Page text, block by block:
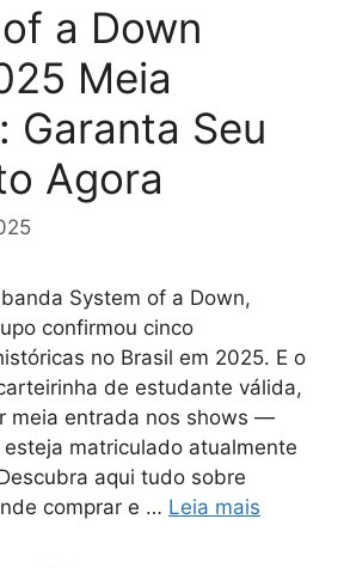
a Down
Meia
Garanta Seu
Agora
System of a Down,
confirmou cinco
no Brasil em 2025. E o
de estudante válida,
meia entrada nos shows —
matriculado atualmente
aqui tudo sobre
comprar e … Leia mais